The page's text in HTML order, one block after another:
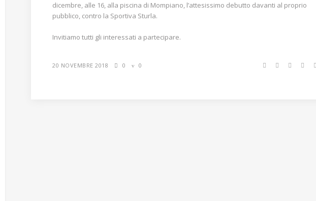
dicembre, alle 16, alla piscina di Mompiano, l’attesissimo debutto davanti al proprio
pubblico, contro la Sportiva Sturla.
Invitiamo tutti gli interessati a partecipare.
20 NOVEMBRE 2018 0 0